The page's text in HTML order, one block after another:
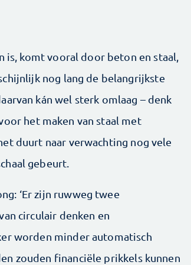
komt vooral door beton en staal,
nog lang de belangrijkste
kán wel sterk omlaag – denk
het maken van staal met
duurt naar verwachting nog vele
gebeurt.
‘Er zijn ruwweg twee
circulair denken en
worden minder automatisch
zouden financiële prikkels kunnen